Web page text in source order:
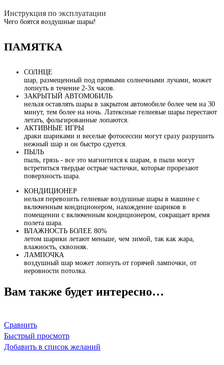
Инструкция по эксплуатации
Чего боятся воздушные шары!
ПАМЯТКА
СОЛНЦЕ
шар, размещенный под прямыми солнечными лучами, может
лопнуть в течение 2-3х часов.
ЗАКРЫТЫЙ АВТОМОБИЛЬ
нельзя оставлять шары в закрытом автомобиле более чем на 30
минут, тем более на ночь. Латексные гелиевые шары перестают
летать, фольгированные лопаются.
АКТИВНЫЕ ИГРЫ
драки шариками и веселые фотосессии могут сразу разрушить
нежный шар и он быстро сдуется.
ПЫЛЬ
пыль, грязь - все это магнитится к шарам, в пыли могут
встретиться твердые острые частички, которые прорезают
поверхность шара.
КОНДИЦИОНЕР
нельзя перевозить гелиевые воздушные шары в машине с
включенным кондиционером, нахождение шариков в
помещении с включенным кондиционером, сокращает время
полета шара.
ВЛАЖНОСТЬ БОЛЕЕ 80%
летом шарики летают меньше, чем зимой, так как жара,
влажность, сквозняк.
ЛАМПОЧКА
воздушный шар может лопнуть от горячей лампочки, от
неровности потолка.
Вам также будет интересно…
Сравнить
Быстрый просмотр
Добавить в список желаний